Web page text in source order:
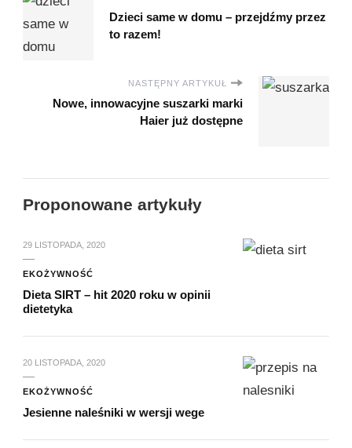
Dzieci same w domu – przejdźmy przez
to razem!
NASTĘPNY ARTYKUŁ
Nowe, innowacyjne suszarki marki
Haier już dostępne
Proponowane artykuły
29 LISTOPADA, 2020
EKOŻYWNOŚĆ
Dieta SIRT – hit 2020 roku w opinii
dietetyka
20 LISTOPADA, 2020
EKOŻYWNOŚĆ
Jesienne naleśniki w wersji wege